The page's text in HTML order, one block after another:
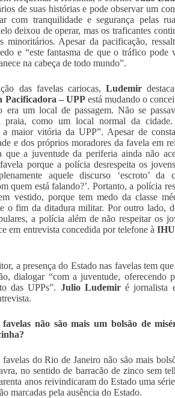
de suas histórias e pode observar um
com tranquilidade e segurança pelas
deixou de operar, mas os traficantes
minoritários. Apesar da pacificação,
e “este fantasma de que o tráfico pode
na cabeça de todo mundo”.
das favelas cariocas,Ludemir
Pacificadora – UPPestá mudando o
era um local de passagem. Não se
praia, como um local normal da
maior vitória da UPP”. Apesar de
e dos próprios moradores da favela em
que a juventude da periferia ainda não
porque a polícia desrespeita os
aquele discurso ‘escroto’ da
quem está falando?’. Portanto, a polícia
vestido, porque tem medo da classe
o fim da ditadura militar. Por outro lado,
a polícia além de não respeitar os
em entrevista concedida por telefone à
a presença do Estado nas favelas tem
dialogar “com a juventude, oferecendo
das UPPs”. Julio Ludemiré jornalista
não são mais um bolsão de mi
favelas do Rio de Janeiro não são mais
no sentido de barracão de zinco sem
anos reivindicaram do Estado uma
marcadas pela ausência do Estado.